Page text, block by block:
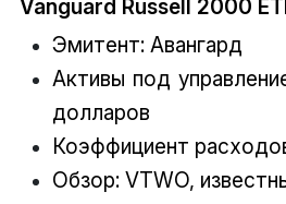
Vanguard Russell 2000
Эмитент: Авангард
Активы под
долларов
Коэффициент
Обзор: VTWO,